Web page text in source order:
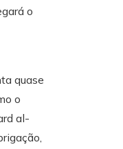
o
quase
o
al-